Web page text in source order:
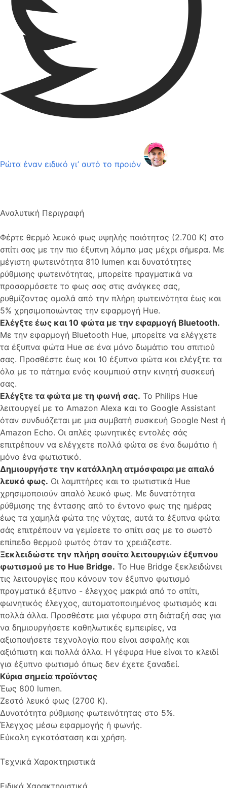
Ρώτα έναν ειδικό γι’ αυτό το προιόν
Αναλυτική Περιγραφή
Φέρτε θερμό λευκό φως υψηλής ποιότητας (2.700 K) στο
σπίτι σας με την πιο έξυπνη λάμπα μας μέχρι σήμερα. Με
μέγιστη φωτεινότητα 810 lumen και δυνατότητες
ρύθμισης φωτεινότητας, μπορείτε πραγματικά να
προσαρμόσετε το φως σας στις ανάγκες σας,
ρυθμίζοντας ομαλά από την πλήρη φωτεινότητα έως και
5% χρησιμοποιώντας την εφαρμογή Hue.
Ελέγξτε έως και 10 φώτα με την εφαρμογή Bluetooth.
Με την εφαρμογή Bluetooth Hue, μπορείτε να ελέγχετε
τα έξυπνα φώτα Hue σε ένα μόνο δωμάτιο του σπιτιού
σας. Προσθέστε έως και 10 έξυπνα φώτα και ελέγξτε τα
όλα με το πάτημα ενός κουμπιού στην κινητή συσκευή
σας.
Ελέγξτε τα φώτα με τη φωνή σας. Το Philips Hue
λειτουργεί με το Amazon Alexa και το Google Assistant
όταν συνδυάζεται με μια συμβατή συσκευή Google Nest ή
Amazon Echo. Οι απλές φωνητικές εντολές σάς
επιτρέπουν να ελέγχετε πολλά φώτα σε ένα δωμάτιο ή
μόνο ένα φωτιστικό.
Δημιουργήστε την κατάλληλη ατμόσφαιρα με απαλό
λευκό φως. Οι λαμπτήρες και τα φωτιστικά Hue
χρησιμοποιούν απαλό λευκό φως. Με δυνατότητα
ρύθμισης της έντασης από το έντονο φως της ημέρας
έως τα χαμηλά φώτα της νύχτας, αυτά τα έξυπνα φώτα
σάς επιτρέπουν να γεμίσετε το σπίτι σας με το σωστό
επίπεδο θερμού φωτός όταν το χρειάζεστε.
Ξεκλειδώστε την πλήρη σουίτα λειτουργιών έξυπνου
φωτισμού με το Hue Bridge. Το Hue Bridge ξεκλειδώνει
τις λειτουργίες που κάνουν τον έξυπνο φωτισμό
πραγματικά έξυπνο - έλεγχος μακριά από το σπίτι,
φωνητικός έλεγχος, αυτοματοποιημένος φωτισμός και
πολλά άλλα. Προσθέστε μια γέφυρα στη διάταξή σας για
να δημιουργήσετε καθηλωτικές εμπειρίες, να
αξιοποιήσετε τεχνολογία που είναι ασφαλής και
αξιόπιστη και πολλά άλλα. Η γέφυρα Hue είναι το κλειδί
για έξυπνο φωτισμό όπως δεν έχετε ξαναδεί.
Κύρια σημεία προϊόντος
Έως 800 lumen.
Ζεστό λευκό φως (2700 K).
Δυνατότητα ρύθμισης φωτεινότητας στο 5%.
Έλεγχος μέσω εφαρμογής ή φωνής.
Εύκολη εγκατάσταση και χρήση.
Τεχνικά Χαρακτηριστικά
Ειδικά Χαρακτηριστικά